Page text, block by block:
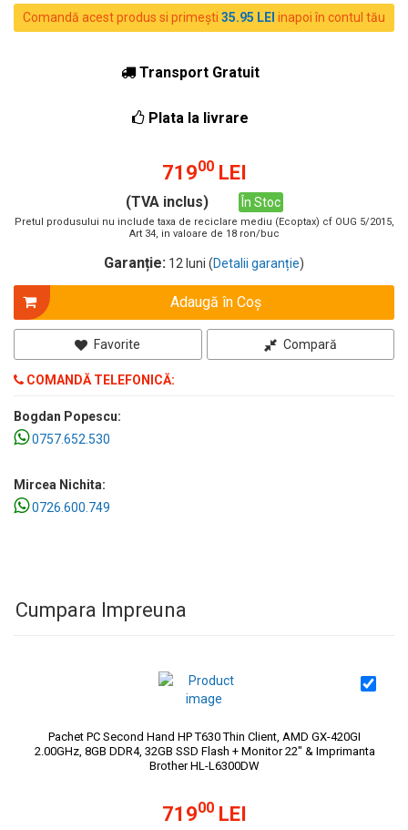
Comandă acest produs si primești 35.95 LEI inapoi în contul tău
Transport Gratuit
Plata la livrare
71900LEI
(TVA inclus) În Stoc
Pretul produsului nu include taxa de reciclare mediu (Ecoptax) cf OUG 5/2015,
Art 34, in valoare de 18 ron/buc
Garanție: 12 luni (Detalii garanție)
Adaugă în Coş
Favorite Compară
COMANDĂ TELEFONICĂ:
Bogdan Popescu:
0757.652.530
Mircea Nichita:
0726.600.749
Cumpara Impreuna
Pachet PC Second Hand HP T630 Thin Client, AMD GX-420GI
2.00GHz, 8GB DDR4, 32GB SSD Flash + Monitor 22" & Imprimanta
Brother HL-L6300DW
71900LEI